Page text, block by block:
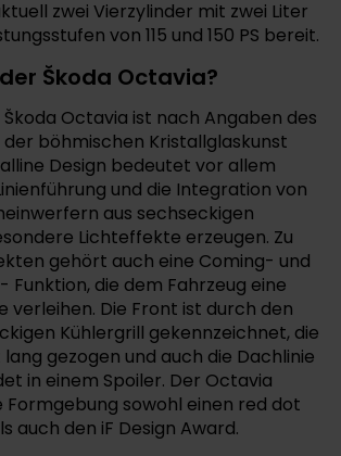
zwei Vierzylinder mit zwei Liter
von 115 und 150 PS bereit.
Škoda Octavia?
Škoda Octavia ist nach Angaben des
böhmischen Kristallglaskunst
Design bedeutet vor allem
und die Integration von
aus sechseckigen
Lichteffekte erzeugen. Zu
gehört auch eine Coming- und
Funktion, die dem Fahrzeug eine
verleihen. Die Front ist durch den
Kühlergrill gekennzeichnet, die
gezogen und auch die Dachlinie
in einem Spoiler. Der Octavia
Formgebung sowohl einen red dot
auch den iF Design Award.